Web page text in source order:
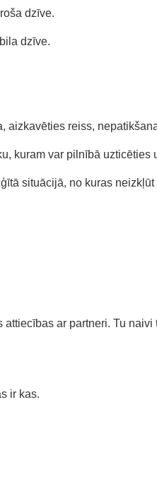
dzīve.
dzīve.
aizkavēties reiss,
kuram var pilnībā uzticēties
situācijā, no kuras
ar partneri. Tu
ir kas.